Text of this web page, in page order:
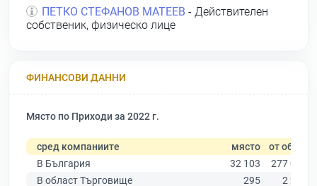
ПЕТКО СТЕФАНОВ МАТЕЕВ - Действителен
собственик, физическо лице
ФИНАНСОВИ ДАННИ
Място по Приходи за 2022 г.
сред компаниите място от общо
В България
32 103
277 019
В област Търговище
295 2 275